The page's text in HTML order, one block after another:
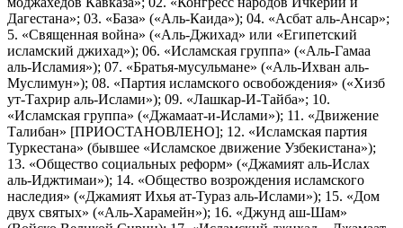
Дагестана»; 03. «База» («Аль-Каида»); 04. «Асбат аль-Ансар»;
5. «Священная война» («Аль-Джихад» или «Египетский
исламский джихад»); 06. «Исламская группа» («Аль-Гамаа
аль-Исламия»); 07. «Братья-мусульмане» («Аль-Ихван аль-
Муслимун»); 08. «Партия исламского освобождения» («Хизб
ут-Тахрир аль-Ислами»); 09. «Лашкар-И-Тайба»; 10.
«Исламская группа» («Джамаат-и-Ислами»); 11. «Движение
Талибан» [ПРИОСТАНОВЛЕНО]; 12. «Исламская партия
Туркестана» (бывшее «Исламское движение Узбекистана»);
13. «Общество социальных реформ» («Джамият аль-Ислах
аль-Иджтимаи»); 14. «Общество возрождения исламского
наследия» («Джамият Ихья ат-Тураз аль-Ислами»); 15. «Дом
двух святых» («Аль-Харамейн»); 16. «Джунд аш-Шам»